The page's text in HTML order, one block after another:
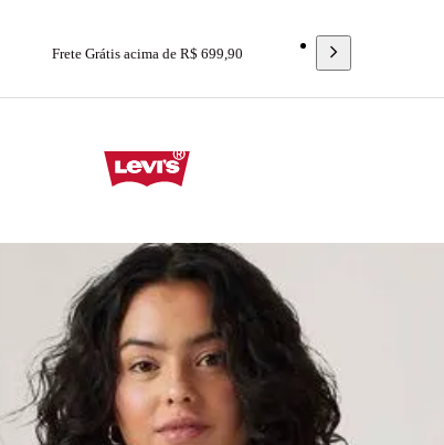
Frete Grátis acima de R$ 699,90